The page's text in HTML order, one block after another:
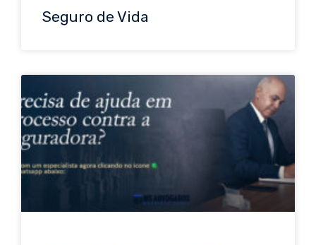
Seguro de Vida